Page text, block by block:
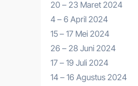
20 – 23 Maret 2024
4 – 6 April 2024
15 – 17 Mei 2024
26 – 28 Juni 2024
17 – 19 Juli 2024
14 – 16 Agustus 2024